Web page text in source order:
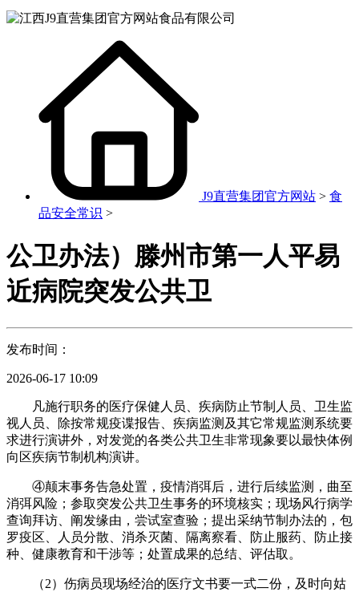
J9直营集团官方网站 > 食
品安全常识 >
公卫办法）滕州市第一人平易
近病院突发公共卫
发布时间：
2026-06-17 10:09
凡施行职务的医疗保健人员、疾病防止节制人员、卫生监
视人员、除按常规疫谍报告、疾病监测及其它常规监测系统要
求进行演讲外，对发觉的各类公共卫生非常现象要以最快体例
向区疾病节制机构演讲。
④颠末事务告急处置，疫情消弭后，进行后续监测，曲至
消弭风险；参取突发公共卫生事务的环境核实；现场风行病学
查询拜访、阐发缘由，尝试室查验；提出采纳节制办法的，包
罗疫区、人员分散、消杀灭菌、隔离察看、防止服药、防止接
种、健康教育和干涉等；处置成果的总结、评估取。
（2）伤病员现场经治的医疗文书要一式二份，及时向姑